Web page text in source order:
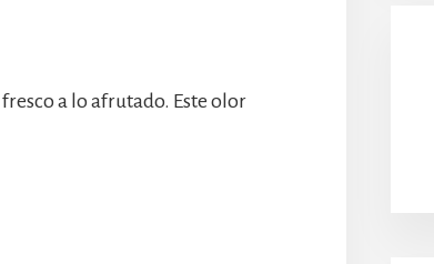
a lo afrutado. Este olor